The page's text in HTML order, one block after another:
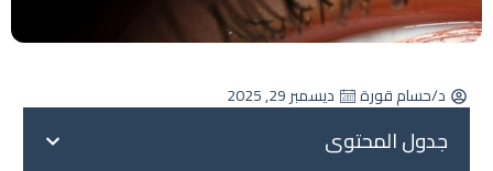
د/حسام قورة ديسمبر 29, 2025
جدول المحتوى